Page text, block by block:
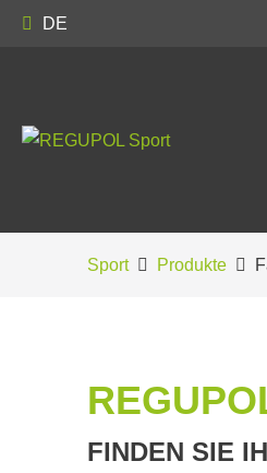
DE
Sport Produkte
FINDEN SIE